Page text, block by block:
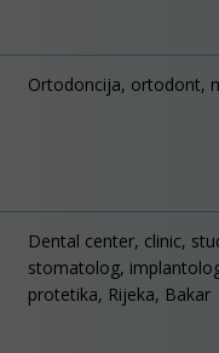
Ortodoncija, ortodont,
Dental center, clinic,
stomatolog,
protetika, Rijeka, Bakar